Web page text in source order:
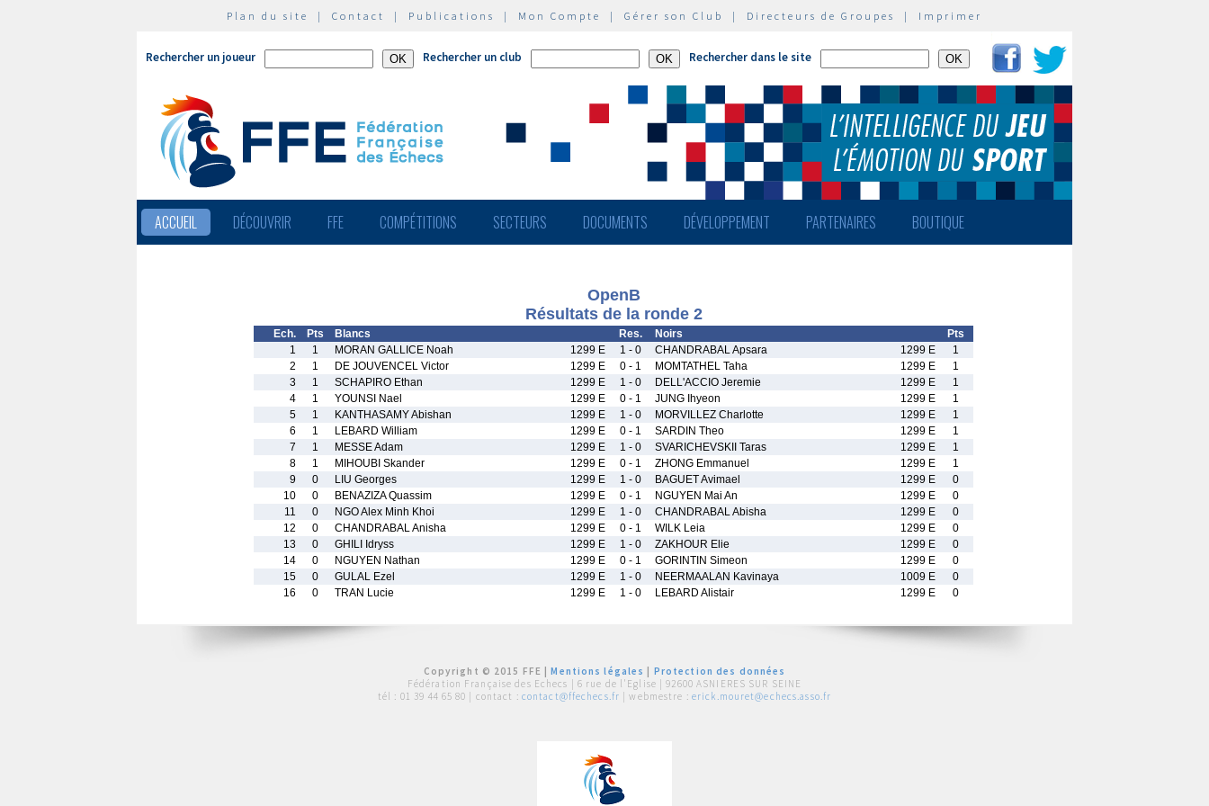
Plan du site | Contact | Publications | Mon Compte | Gérer son Club | Directeurs de Groupes | Imprimer
Rechercher un joueur Rechercher un club Rechercher dans le site
ACCUEIL DÉCOUVRIR FFE COMPÉTITIONS SECTEURS DOCUMENTS DÉVELOPPEMENT PARTENAIRES BOUTIQUE
OpenB
Résultats de la ronde 2
Ech. Pts Blancs Res. Noirs
Pts
1
1 MORAN GALLICE Noah 1299 E 1 - 0 CHANDRABAL Apsara 1299 E
1
2
1 DE JOUVENCEL Victor 1299 E 0 - 1 MOMTATHEL Taha 1299 E
1
3
1 SCHAPIRO Ethan 1299 E 1 - 0 DELL'ACCIO Jeremie 1299 E
1
4
1 YOUNSI Nael 1299 E 0 - 1 JUNG Ihyeon 1299 E
1
5
1 KANTHASAMY Abishan 1299 E 1 - 0 MORVILLEZ Charlotte 1299 E
1
6
1 LEBARD William 1299 E 0 - 1 SARDIN Theo 1299 E
1
7
1 MESSE Adam 1299 E 1 - 0 SVARICHEVSKII Taras 1299 E
1
8
1 MIHOUBI Skander 1299 E 0 - 1 ZHONG Emmanuel 1299 E
1
9
0 LIU Georges 1299 E 1 - 0 BAGUET Avimael 1299 E
0
10
0 BENAZIZA Quassim 1299 E 0 - 1 NGUYEN Mai An 1299 E
0
11
0 NGO Alex Minh Khoi 1299 E 1 - 0 CHANDRABAL Abisha 1299 E
0
12
0 CHANDRABAL Anisha 1299 E 0 - 1 WILK Leia 1299 E
0
13
0 GHILI Idryss 1299 E 1 - 0 ZAKHOUR Elie 1299 E
0
14
0 NGUYEN Nathan 1299 E 0 - 1 GORINTIN Simeon 1299 E
0
15
0 GULAL Ezel 1299 E 1 - 0 NEERMAALAN Kavinaya 1009 E
0
16
0 TRAN Lucie 1299 E 1 - 0 LEBARD Alistair 1299 E 0
Copyright © 2015 FFE |Mentions légales
Protection des données
Fédération Française des Echecs | 6 rue de l'Eglise | 92600 ASNIERES SUR SEINE
tél : 01 39 44 65 80 | contact : contact@ffechecs.fr | webmestre : erick.mouret@echecs.asso.fr